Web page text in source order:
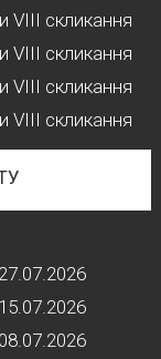
VIII скликання
VIII скликання
VIII скликання
VIII скликання